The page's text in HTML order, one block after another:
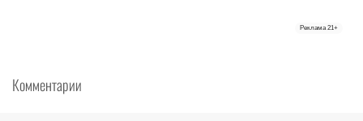
Реклама 21+
Комментарии